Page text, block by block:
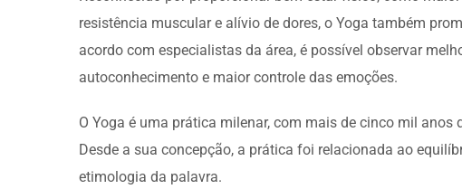
resistência muscular e alívio de dores, o Yoga também
acordo com especialistas da área, é possível observar
autoconhecimento e maior controle das emoções.
O Yoga é uma prática milenar, com mais de cinco mil anos
Desde a sua concepção, a prática foi relacionada ao
etimologia da palavra.